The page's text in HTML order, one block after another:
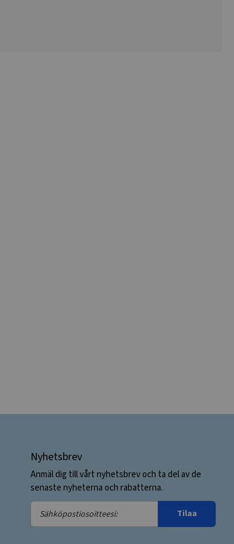
Nyhetsbrev
Anmäl dig till vårt nyhetsbrev och ta del av de
senaste nyheterna och rabatterna.
Sähköpostiosoitteesi:
Tilaa